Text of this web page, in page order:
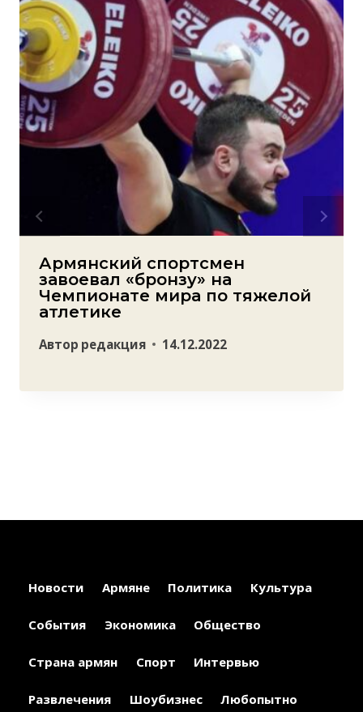
Армянский спортсмен
завоевал «бронзу» на
Чемпионате мира по тяжелой
атлетике
Автор редакция 14.12.2022
Новости Армяне Политика Культура
События Экономика Общество
Страна армян Спорт Интервью
Развлечения Шоубизнес Любопытно